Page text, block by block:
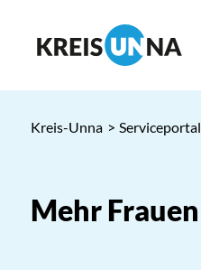
Kreis-Unna > Serviceportal
Mehr